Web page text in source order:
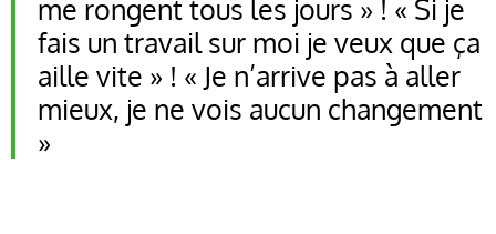
me rongent tous les jours » ! « Si je
fais un travail sur moi je veux que ça
aille vite » ! « Je n’arrive pas à aller
mieux, je ne vois aucun changement
»